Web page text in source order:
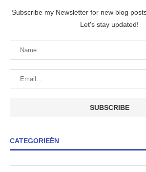
Subscribe my Newsletter for new blog
Let's stay updated!
CATEGORIEËN